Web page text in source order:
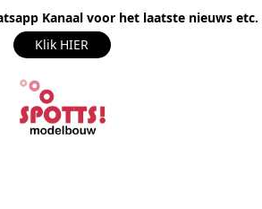
Kanaal voor het laatste nieuws etc.
Klik HIER